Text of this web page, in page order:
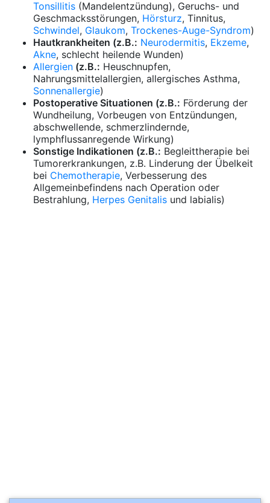
Tonsillitis (Mandelentzündung), Geruchs- und
Geschmacksstörungen, Hörsturz, Tinnitus,
Schwindel, Glaukom, Trockenes-Auge-Syndrom)
Hautkrankheiten (z.B.: Neurodermitis, Ekzeme,
Akne, schlecht heilende Wunden)
Allergien (z.B.: Heuschnupfen,
Nahrungsmittelallergien, allergisches Asthma,
Sonnenallergie)
Postoperative Situationen (z.B.: Förderung der
Wundheilung, Vorbeugen von Entzündungen,
abschwellende, schmerzlindernde,
lymphflussanregende Wirkung)
Sonstige Indikationen (z.B.: Begleittherapie bei
Tumorerkrankungen, z.B. Linderung der Übelkeit
bei Chemotherapie, Verbesserung des
Allgemeinbefindens nach Operation oder
Bestrahlung, Herpes Genitalis und labialis)